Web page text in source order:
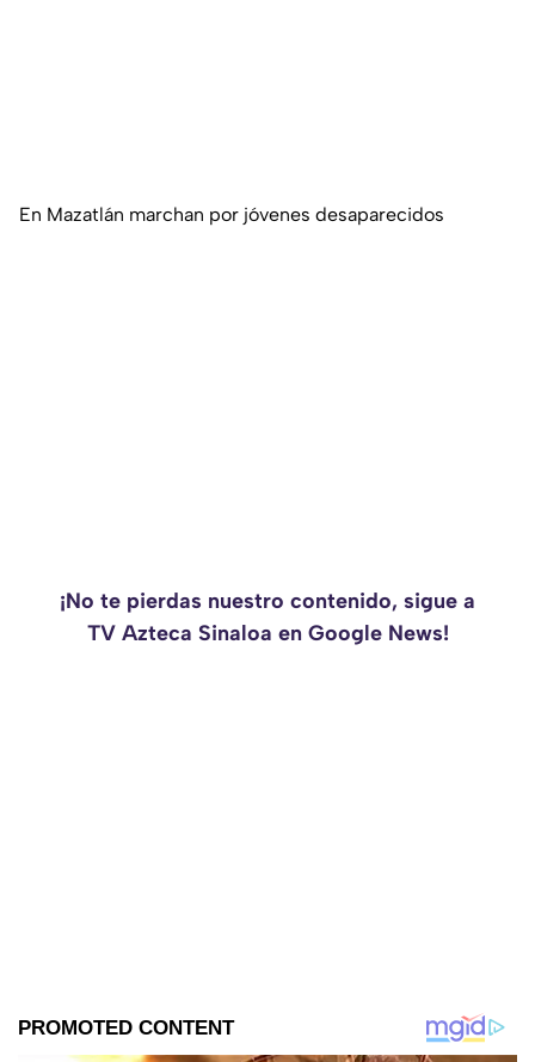
En Mazatlán marchan por jóvenes desaparecidos
¡No te pierdas nuestro contenido, sigue a
TV Azteca Sinaloa en Google News!